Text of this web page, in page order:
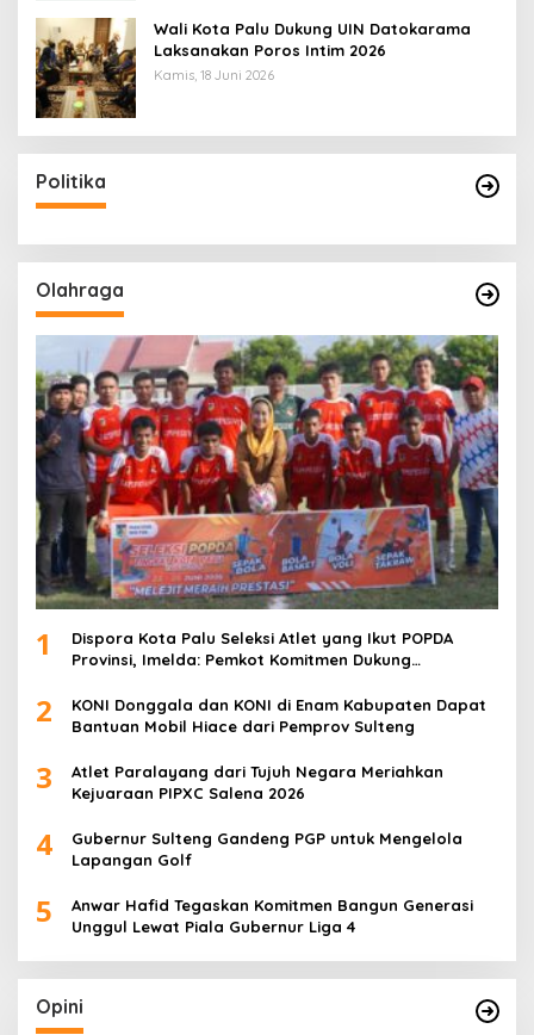
Wali Kota Palu Dukung UIN Datokarama
Laksanakan Poros Intim 2026
Kamis, 18 Juni 2026
Politika
Olahraga
1
Dispora Kota Palu Seleksi Atlet yang Ikut POPDA
Provinsi, Imelda: Pemkot Komitmen Dukung
2
KONI Donggala dan KONI di Enam Kabupaten Dapat
Bantuan Mobil Hiace dari Pemprov Sulteng
3
Atlet Paralayang dari Tujuh Negara Meriahkan
Kejuaraan PIPXC Salena 2026
4
Gubernur Sulteng Gandeng PGP untuk Mengelola
Lapangan Golf
5
Anwar Hafid Tegaskan Komitmen Bangun Generasi
Unggul Lewat Piala Gubernur Liga 4
Opini